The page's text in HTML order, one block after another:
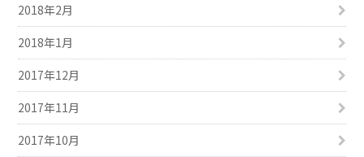
2018年2月
2018年1月
2017年12月
2017年11月
2017年10月